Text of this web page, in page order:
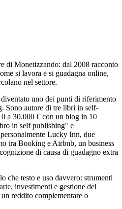
di Monetizzando: dal 2008 racconto
si lavora e si guadagna online,
nel settore.
uno dei punti di riferimento
Sono autore di tre libri in self-
a 30.000 € con un blog in 10
in self publishing" e
Lucky Inn, due
tra Booking e Airbnb, un business
di causa di guadagno extra
che testo e uso davvero: strumenti
investimenti e gestione del
reddito complementare o